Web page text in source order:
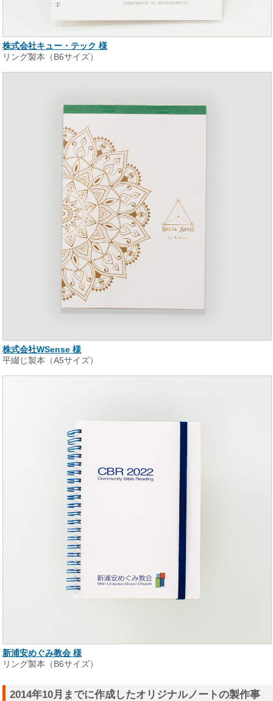
株式会社キュー・テック 様
リング製本（B6サイズ）
株式会社WSense 様
平綴じ製本（A5サイズ）
新浦安めぐみ教会 様
リング製本（B6サイズ）
2014年10月までに作成したオリジナルノートの製作事